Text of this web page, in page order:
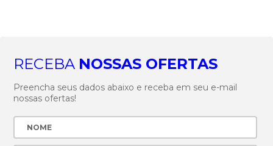
RECEBA NOSSAS OFERTAS
Preencha seus dados abaixo e receba em seu e-mail
nossas ofertas!